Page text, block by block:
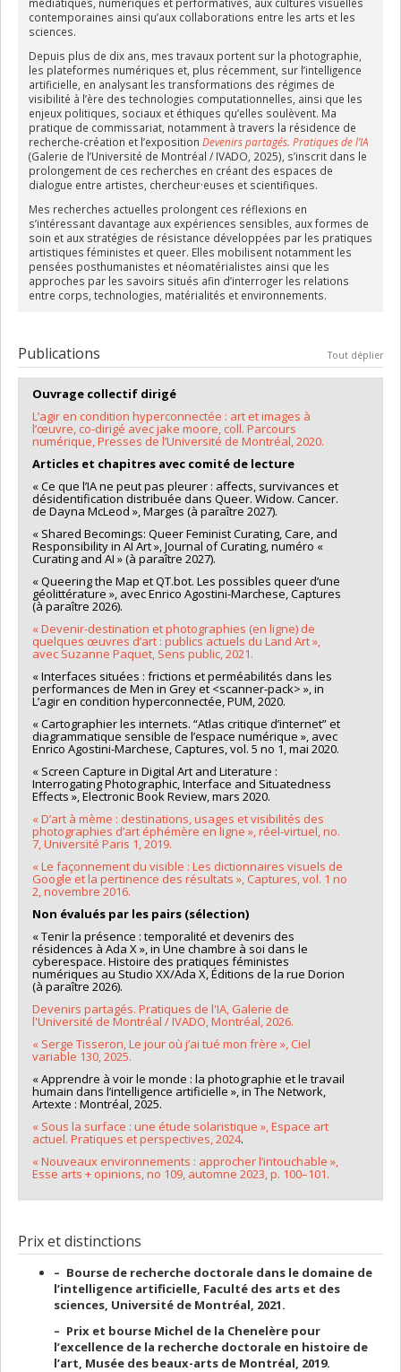
contemporaines ainsi qu’aux collaborations entre les arts et les
sciences.
Depuis plus de dix ans, mes travaux portent sur la photographie,
les plateformes numériques et, plus récemment, sur l’intelligence
artificielle, en analysant les transformations des régimes de
visibilité à l’ère des technologies computationnelles, ainsi que les
enjeux politiques, sociaux et éthiques qu’elles soulèvent. Ma
pratique de commissariat, notamment à travers la résidence de
recherche-création et l’exposition Devenirs partagés. Pratiques de l’IA
(Galerie de l’Université de Montréal / IVADO, 2025), s’inscrit dans le
prolongement de ces recherches en créant des espaces de
dialogue entre artistes, chercheur·euses et scientifiques.
Mes recherches actuelles prolongent ces réflexions en
s’intéressant davantage aux expériences sensibles, aux formes de
soin et aux stratégies de résistance développées par les pratiques
artistiques féministes et queer. Elles mobilisent notamment les
pensées posthumanistes et néomatérialistes ainsi que les
approches par les savoirs situés afin d’interroger les relations
entre corps, technologies, matérialités et environnements.
Publications Tout déplier
Ouvrage collectif dirigé
L’agir en condition hyperconnectée : art et images à
l’œuvre, co-dirigé avec jake moore, coll. Parcours
numérique, Presses de l’Université de Montréal, 2020.
Articles et chapitres avec comité de lecture
« Ce que l’IA ne peut pas pleurer : affects, survivances et
désidentification distribuée dans Queer. Widow. Cancer.
de Dayna McLeod », Marges (à paraître 2027).
« Shared Becomings: Queer Feminist Curating, Care, and
Responsibility in AI Art », Journal of Curating, numéro «
Curating and AI » (à paraître 2027).
« Queering the Map et QT.bot. Les possibles queer d’une
géolittérature », avec Enrico Agostini-Marchese, Captures
(à paraître 2026).
« Devenir-destination et photographies (en ligne) de
quelques œuvres d’art : publics actuels du Land Art »,
avec Suzanne Paquet, Sens public, 2021.
« Interfaces situées : frictions et perméabilités dans les
performances de Men in Grey et <scanner-pack> », in
L’agir en condition hyperconnectée, PUM, 2020.
« Cartographier les internets. “Atlas critique d’internet” et
diagrammatique sensible de l’espace numérique », avec
Enrico Agostini-Marchese, Captures, vol. 5 no 1, mai 2020.
« Screen Capture in Digital Art and Literature :
Interrogating Photographic, Interface and Situatedness
Effects », Electronic Book Review, mars 2020.
« D’art à mème : destinations, usages et visibilités des
photographies d’art éphémère en ligne », réel-virtuel, no.
7, Université Paris 1, 2019.
« Le façonnement du visible : Les dictionnaires visuels de
Google et la pertinence des résultats », Captures, vol. 1 no
2, novembre 2016.
Non évalués par les pairs (sélection)
« Tenir la présence : temporalité et devenirs des
résidences à Ada X », in Une chambre à soi dans le
cyberespace. Histoire des pratiques féministes
numériques au Studio XX/Ada X, Éditions de la rue Dorion
(à paraître 2026).
Devenirs partagés. Pratiques de l'IA, Galerie de
l'Université de Montréal / IVADO, Montréal, 2026.
« Serge Tisseron, Le jour où j’ai tué mon frère », Ciel
variable 130, 2025.
« Apprendre à voir le monde : la photographie et le travail
humain dans l’intelligence artificielle », in The Network,
Artexte : Montréal, 2025.
« Sous la surface : une étude solaristique », Espace art
actuel. Pratiques et perspectives, 2024.
« Nouveaux environnements : approcher l’intouchable »,
Esse arts + opinions, no 109, automne 2023, p. 100–101.
Prix et distinctions
– Bourse de recherche doctorale dans le domaine de
l’intelligence artificielle, Faculté des arts et des
sciences, Université de Montréal, 2021.
– Prix et bourse Michel de la Chenelère pour
l’excellence de la recherche doctorale en histoire de
l’art, Musée des beaux-arts de Montréal, 2019.